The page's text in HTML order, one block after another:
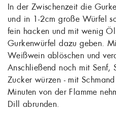
In der Zwischenzeit die
und in 1-2cm große Würfel
fein hacken und mit wenig
Gurkenwürfel dazu geben.
Weißwein ablöschen und
Anschließend noch mit Senf,
Zucker würzen - mit
Minuten von der Flamme
Dill abrunden.